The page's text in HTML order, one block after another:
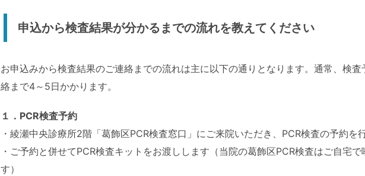
申込から検査結果が分かるまでの流れを教えてください
お申込みから検査結果のご連絡までの流れは主に以下の通りとなります。通常、検
絡まで4～5日かかります。
１．PCR検査予約
・綾瀬中央診療所2階「葛飾区PCR検査窓口」にご来院いただき、PCR検査の予約を
・ご予約と併せてPCR検査キットをお渡しします（当院の葛飾区PCR検査はご自宅
す）